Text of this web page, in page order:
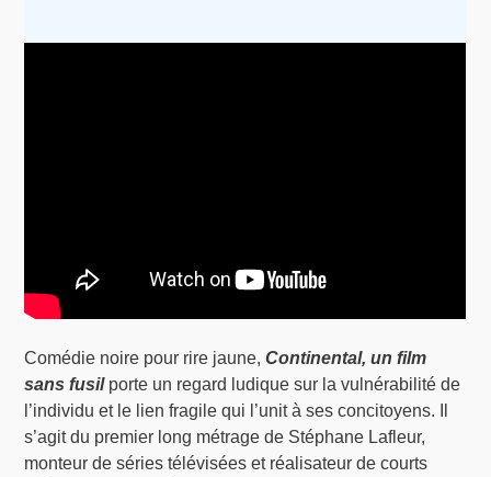
Comédie noire pour rire jaune,Continental, un film
sans fusilporte un regard ludique sur la vulnérabilité de
l’individu et le lien fragile qui l’unit à ses concitoyens. Il
s’agit du premier long métrage de Stéphane Lafleur,
monteur de séries télévisées et réalisateur de courts